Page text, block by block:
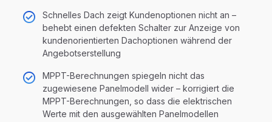
Schnelles Dach zeigt Kundenoptionen nicht an –
behebt einen defekten Schalter zur Anzeige von
kundenorientierten Dachoptionen während der
Angebotserstellung
MPPT-Berechnungen spiegeln nicht das
zugewiesene Panelmodell wider – korrigiert die
MPPT-Berechnungen, so dass die elektrischen
Werte mit den ausgewählten Panelmodellen